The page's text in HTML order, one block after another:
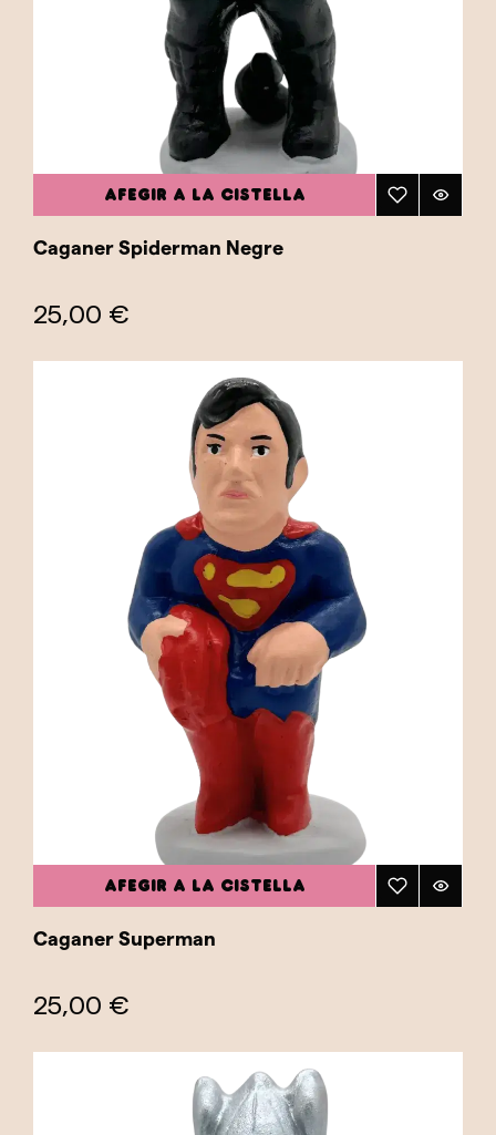
AFEGIR A LA CISTELLA
Caganer Spiderman Negre
25,00 €
AFEGIR A LA CISTELLA
Caganer Superman
25,00 €